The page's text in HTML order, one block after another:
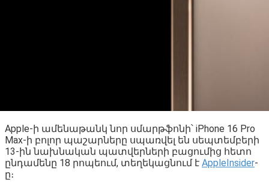
Apple-ի ամենաթանկ նոր սմարթֆոնի՝ iPhone 16 Pro
Max-ի բոլոր պաշարները սպառվել են սեպտեմբերի
13-ին նախնական պատվերների բացումից հետո
ընդամենը 18 րոպեում, տեղեկացնում է AppleInsider-
ը։